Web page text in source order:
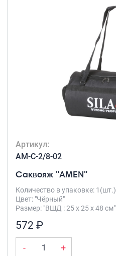
Артикул:
AM-C-2/8-02
Саквояж "AMEN"
Количество в упаковке: 1(шт.)
Цвет: "Чёрный"
Размер: "ВШД : 25 х 25 х 48 см"
572 ₽
- +